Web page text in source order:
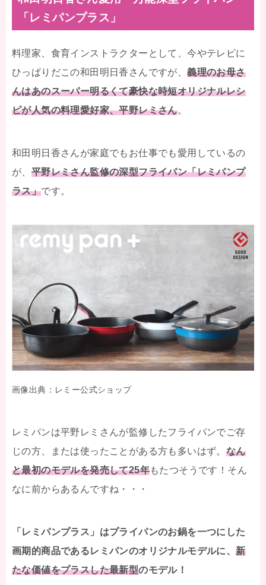
「レミパンプラス」
料理家、食育インストラクターとして、今やテレビに
ひっぱりだこの和田明日香さんですが、義理のお母さ
んはあのスーパー明るくて豪快な時短オリジナルレシ
ピが人気の料理愛好家、平野レミさん。
和田明日香さんが家庭でもお仕事でも愛用しているの
が、 平野レミさん監修の深型フライパン「レミパンプ
ラス」です。
画像出典：レミー公式ショップ
レミパンは平野レミさんが監修したフライパンでご存
じの方、または使ったことがある方も多いはず。 なん
と最初のモデルを発売して25年もたつそうです！そん
なに前からあるんですね・・・
「レミパンプラス」はプライパンのお鍋を一つにした
画期的商品であるレミパンのオリジナルモデルに、新
たな価値をプラスした最新型のモデル！